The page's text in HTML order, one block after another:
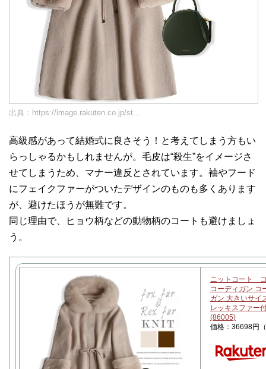
出典： https://image.rakuten.co.jp/st...
高級感があって結婚式に良さそう！と考えてしまう方もい
らっしゃるかもしれませんが。毛皮は“殺生”をイメージさ
せてしまうため、マナー違反とされています。袖やフード
にフェイクファーがついたデザインのものも多くあります
が、避けたほうが無難です。
同じ理由で、ヒョウ柄などの動物柄のコートも避けましょ
う。
ニットコート
コーディガン コ
ガン 大きいサイ
レッキスファー
(86005)
価格：36698円